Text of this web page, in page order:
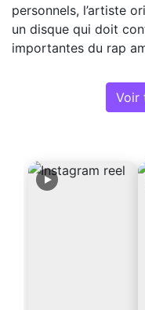
personnels, l’artiste
un disque qui doit
importantes du rap
Voir